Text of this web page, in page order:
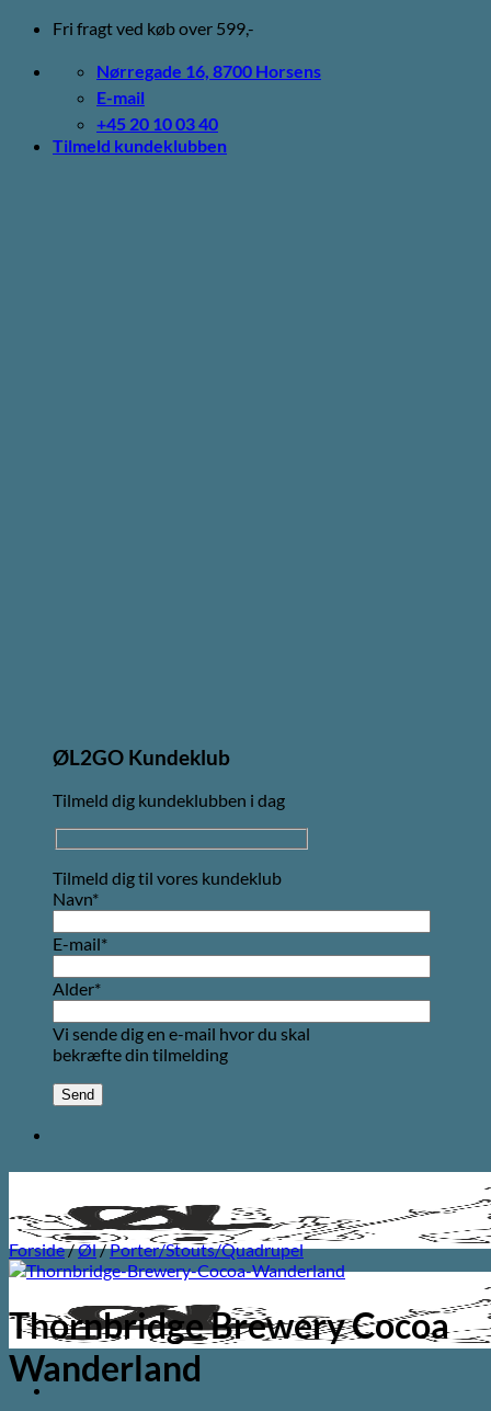
Fortsæt
indhold
Fri fragt ved køb over 599,-
Nørregade 16, 8700 Horsens
E-mail
+45 20 10 03 40
Tilmeld kundeklubben
ØL2GO Kundeklub
Tilmeld dig kundeklubben i dag
Tilmeld dig til vores kundeklub
Navn*
E-mail*
Alder*
Vi sende dig en e-mail hvor du skal
bekræfte din tilmelding
Forside/Øl/Porter/Stouts/Quadrupel
Thornbridge Brewery Cocoa
Wanderland